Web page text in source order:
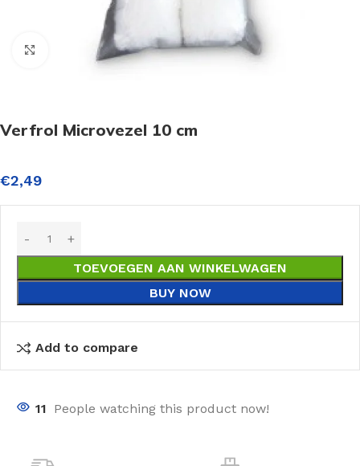
Click to enlarge
Verfrol Microvezel 10 cm
€2,49
TOEVOEGEN AAN WINKELWAGEN
BUY NOW
Add to compare
11 People watching this product now!